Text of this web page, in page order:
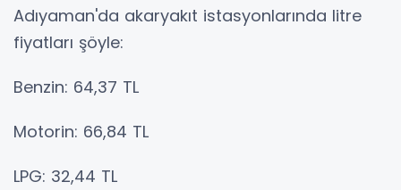
Adıyaman'da akaryakıt istasyonlarında litre
fiyatları şöyle:
Benzin: 64,37 TL
Motorin: 66,84 TL
LPG: 32,44 TL